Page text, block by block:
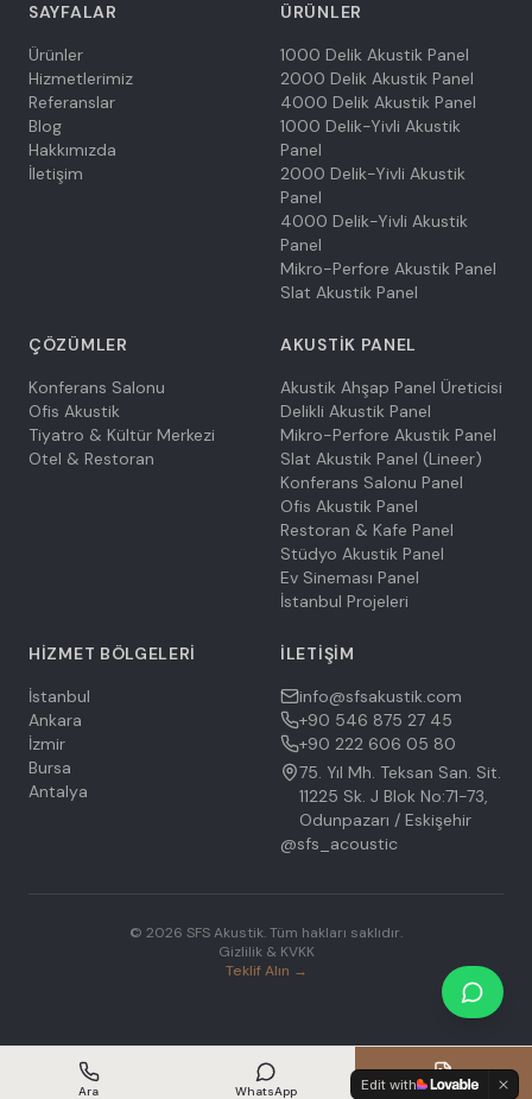
SAYFALAR
Ürünler
Hizmetlerimiz
Referanslar
Blog
Hakkımızda
İletişim
ÜRÜNLER
1000 Delik Akustik Panel
2000 Delik Akustik Panel
4000 Delik Akustik Panel
1000 Delik-Yivli Akustik
Panel
2000 Delik-Yivli Akustik
Panel
4000 Delik-Yivli Akustik
Panel
Mikro-Perfore Akustik Panel
Slat Akustik Panel
ÇÖZÜMLER
Konferans Salonu
Ofis Akustik
Tiyatro & Kültür Merkezi
Otel & Restoran
AKUSTIK PANEL
Akustik Ahşap Panel Üreticisi
Delikli Akustik Panel
Mikro-Perfore Akustik Panel
Slat Akustik Panel (Lineer)
Konferans Salonu Panel
Ofis Akustik Panel
Restoran & Kafe Panel
Stüdyo Akustik Panel
Ev Sineması Panel
İstanbul Projeleri
HIZMET BÖLGELERI
İstanbul
Ankara
İzmir
Bursa
Antalya
İLETIŞIM
info@sfsakustik.com
+90 546 875 27 45
+90 222 606 05 80
75. Yıl Mh. Teksan San. Sit.
11225 Sk. J Blok No:71-73,
Odunpazarı / Eskişehir
@sfs_acoustic
© 2026 SFS Akustik.Tüm hakları saklıdır.
Gizlilik & KVKK
Teklif Alın →
Ara WhatsApp Teklif Al
Edit with